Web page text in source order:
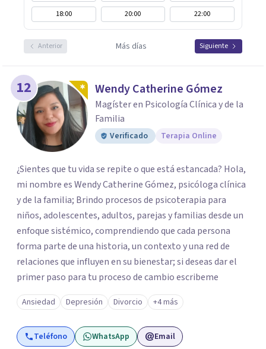
18:00
20:00 22:00
Anterior Más días Siguiente
12 Wendy Catherine Gómez
Magíster en Psicología Clínica y de la
Familia
Verificado Terapia Online
¿Sientes que tu vida se repite o que está estancada? Hola,
mi nombre es Wendy Catherine Gómez, psicóloga clínica
y de la familia; Brindo procesos de psicoterapia para
niños, adolescentes, adultos, parejas y familias desde un
enfoque sistémico, comprendiendo que cada persona
forma parte de una historia, un contexto y una red de
relaciones que influyen en su bienestar; si deseas dar el
primer paso para tu proceso de cambio escribeme
Ansiedad Depresión Divorcio +4 más
Teléfono WhatsApp Email